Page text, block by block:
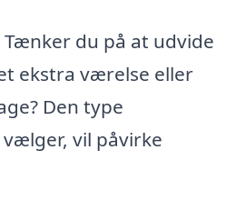
Tænker du på at udvide
ekstra værelse eller
Den type
vil påvirke